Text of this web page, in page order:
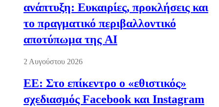
ανάπτυξη: Ευκαιρίες, προκλήσεις και
το πραγματικό περιβαλλοντικό
αποτύπωμα της AI
2 Αυγούστου 2026
ΕΕ: Στο επίκεντρο ο «εθιστικός»
σχεδιασμός Facebook και Instagram